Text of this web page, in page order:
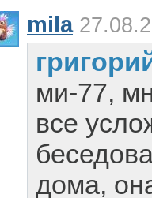
mila
ми-77,
все
дома,